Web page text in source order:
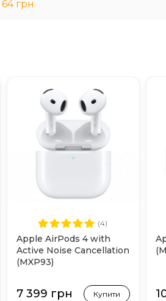
64 грн
(4)
Apple AirPods 4 with
Active Noise Cancellation
(MXP93)
7 399 грн Купити